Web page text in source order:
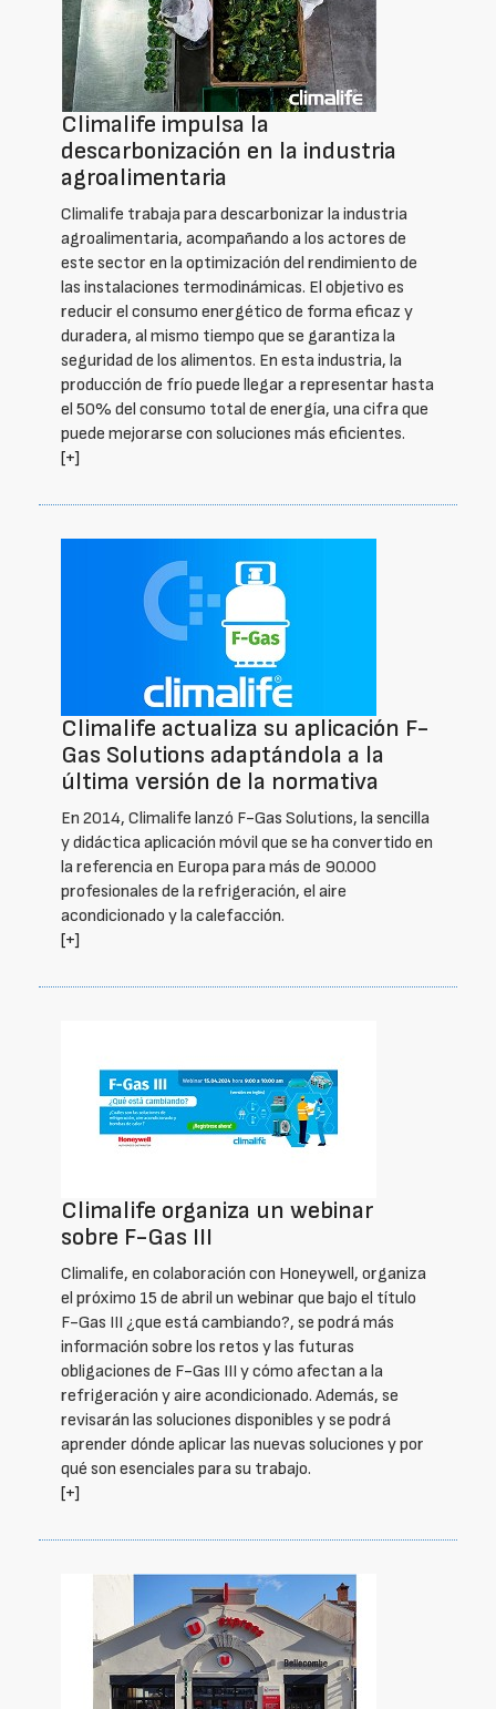
Climalife impulsa la
descarbonización en la industria
agroalimentaria
Climalife trabaja para descarbonizar la industria
agroalimentaria, acompañando a los actores de
este sector en la optimización del rendimiento de
las instalaciones termodinámicas. El objetivo es
reducir el consumo energético de forma eficaz y
duradera, al mismo tiempo que se garantiza la
seguridad de los alimentos. En esta industria, la
producción de frío puede llegar a representar hasta
el 50% del consumo total de energía, una cifra que
puede mejorarse con soluciones más eficientes.
[+]
Climalife actualiza su aplicación F-
Gas Solutions adaptándola a la
última versión de la normativa
En 2014, Climalife lanzó F-Gas Solutions, la sencilla
y didáctica aplicación móvil que se ha convertido en
la referencia en Europa para más de 90.000
profesionales de la refrigeración, el aire
acondicionado y la calefacción.
[+]
Climalife organiza un webinar
sobre F-Gas III
Climalife, en colaboración con Honeywell, organiza
el próximo 15 de abril un webinar que bajo el título
F-Gas III ¿que está cambiando?, se podrá más
información sobre los retos y las futuras
obligaciones de F-Gas III y cómo afectan a la
refrigeración y aire acondicionado. Además, se
revisarán las soluciones disponibles y se podrá
aprender dónde aplicar las nuevas soluciones y por
qué son esenciales para su trabajo.
[+]